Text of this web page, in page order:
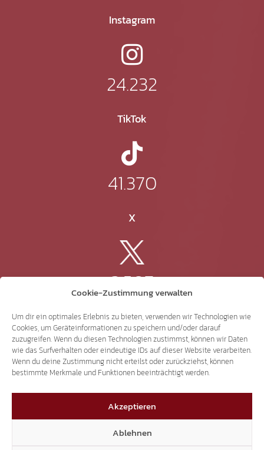
Cookie-Zustimmung verwalten
Um dir ein optimales Erlebnis zu bieten, verwenden wir Technologien wie
Cookies, um Geräteinformationen zu speichern und/oder darauf
zuzugreifen. Wenn du diesen Technologien zustimmst, können wir Daten
wie das Surfverhalten oder eindeutige IDs auf dieser Website verarbeiten.
Wenn du deine Zustimmung nicht erteilst oder zurückziehst, können
bestimmte Merkmale und Funktionen beeinträchtigt werden.
Akzeptieren
Ablehnen
Instagram
24.232
TikTok
41.370
X
3.507
Threads
3.401
YouTube